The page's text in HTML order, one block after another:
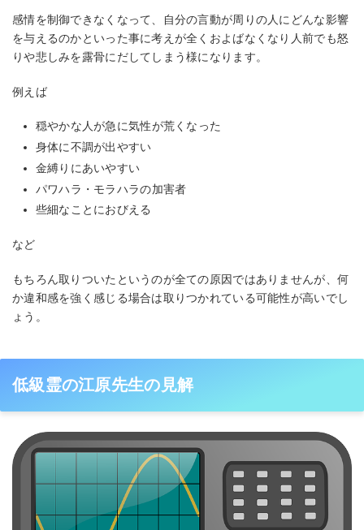
感情を制御できなくなって、自分の言動が周りの人にどんな影響
を与えるのかといった事に考えが全くおよばなくなり人前でも怒
りや悲しみを露骨にだしてしまう様になります。
例えば
穏やかな人が急に気性が荒くなった
身体に不調が出やすい
金縛りにあいやすい
パワハラ・モラハラの加害者
些細なことにおびえる
など
もちろん取りついたというのが全ての原因ではありませんが、何
か違和感を強く感じる場合は取りつかれている可能性が高いでし
ょう。
低級霊の江原先生の見解